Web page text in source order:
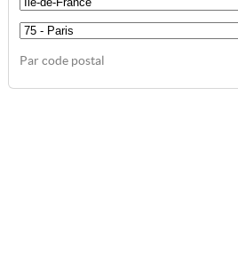
Par code postal